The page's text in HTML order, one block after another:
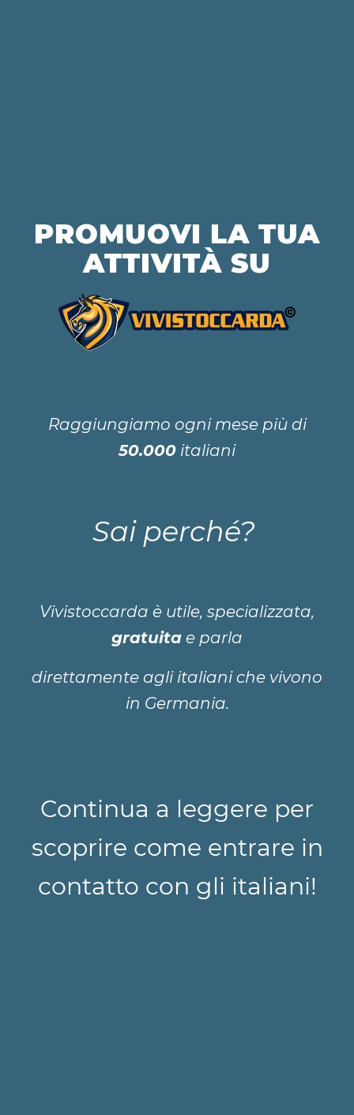
PROMUOVI LA TUA
ATTIVITÀ SU
Raggiungiamo ogni mese più di
50.000 italiani
Sai perché?
Vivistoccarda è utile, specializzata,
gratuita e parla
direttamente agli italiani che vivono
in Germania.
Continua a leggere per
scoprire come entrare in
contatto con gli italiani!